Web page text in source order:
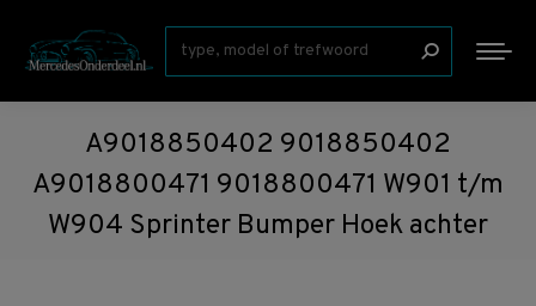
Zoeken:
A9018850402 9018850402
A9018800471 9018800471 W901 t/m
W904 Sprinter Bumper Hoek achter